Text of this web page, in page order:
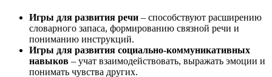
Игры для развития речи – способствуют расширению
словарного запаса, формированию связной речи и
пониманию инструкций.
Игры для развития социально-коммуникативных
навыков – учат взаимодействовать, выражать эмоции и
понимать чувства других.